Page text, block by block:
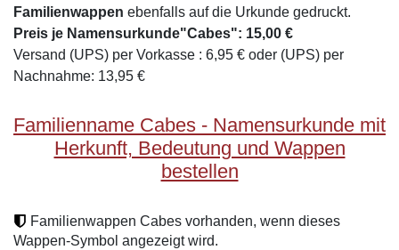
Familienwappen ebenfalls auf die Urkunde gedruckt.
Preis je Namensurkunde"Cabes": 15,00 €
Versand (UPS) per Vorkasse : 6,95 € oder (UPS) per
Nachnahme: 13,95 €
Familienname Cabes - Namensurkunde mit
Herkunft, Bedeutung und Wappen
bestellen
Familienwappen Cabes vorhanden, wenn dieses
Wappen-Symbol angezeigt wird.